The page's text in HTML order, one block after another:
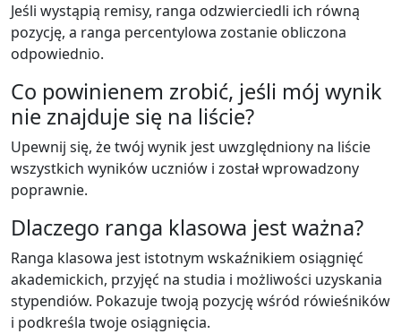
Jeśli wystąpią remisy, ranga odzwierciedli ich równą
pozycję, a ranga percentylowa zostanie obliczona
odpowiednio.
Co powinienem zrobić, jeśli mój wynik
nie znajduje się na liście?
Upewnij się, że twój wynik jest uwzględniony na liście
wszystkich wyników uczniów i został wprowadzony
poprawnie.
Dlaczego ranga klasowa jest ważna?
Ranga klasowa jest istotnym wskaźnikiem osiągnięć
akademickich, przyjęć na studia i możliwości uzyskania
stypendiów. Pokazuje twoją pozycję wśród rówieśników
i podkreśla twoje osiągnięcia.